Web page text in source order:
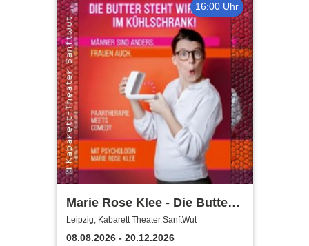
16:00 Uhr
Marie Rose Klee - Die Butter
steht wirklich im
Kühlschrank!
Leipzig, Kabarett Theater SanftWut
08.08.2026 - 20.12.2026